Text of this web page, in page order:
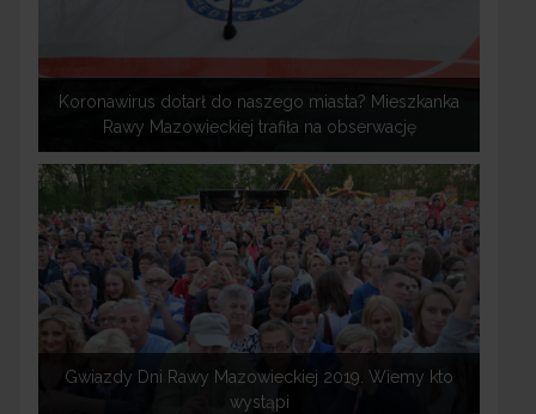
Koronawirus dotarł do naszego miasta? Mieszkanka
Rawy Mazowieckiej trafiła na obserwację
Gwiazdy Dni Rawy Mazowieckiej 2019. Wiemy kto
wystąpi